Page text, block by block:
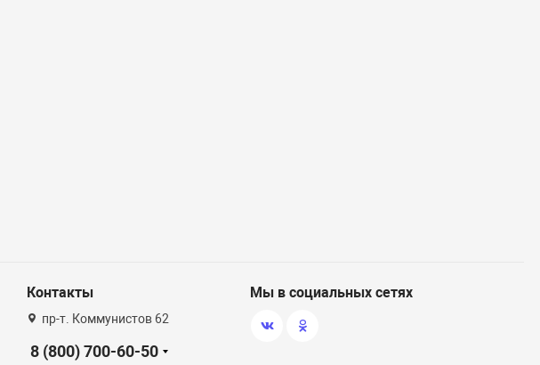
Контакты
пр-т. Коммунистов 62
8 (800) 700-60-50
Мы в социальных сетях